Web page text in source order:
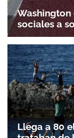
sociales a
Llega a 80